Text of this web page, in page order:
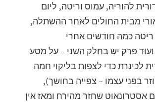
להוריה, עמוס וריטה, ליום
מבית החולים לאחר ההשתלה,
ריטה כמה חודשים אחרי
פרק יש בחלק השני – על מסע
לכינרת כדי לצפות בליקוי חמה
בפני עצמו – צפייה בחושך),
אסטרונאוט שחזר מהירח ומאז אין